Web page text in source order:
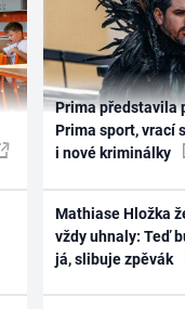
Prima představila
Prima sport, vrací
i nové kriminálky
Mathiase Hložka
vždy uhnaly: Teď
já, slibuje zpěvák